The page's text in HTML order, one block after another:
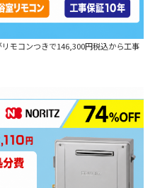
モコンつきで146,300円税込から工事